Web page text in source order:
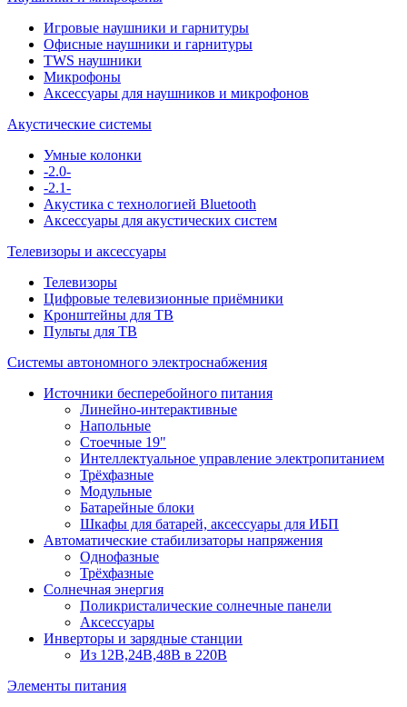
Игровые наушники и гарнитуры
Офисные наушники и гарнитуры
TWS наушники
Микрофоны
Аксессуары для наушников и микрофонов
Акустические системы
Умные колонки
-2.0-
-2.1-
Акустика с технологией Bluetooth
Аксессуары для акустических систем
Телевизоры и аксессуары
Телевизоры
Цифровые телевизионные приёмники
Кронштейны для ТВ
Пульты для ТВ
Системы автономного электроснабжения
Источники бесперебойного питания
Линейно-интерактивные
Напольные
Стоечные 19"
Интеллектуальное управление электропитанием
Трёхфазные
Модульные
Батарейные блоки
Шкафы для батарей, аксессуары для ИБП
Автоматические стабилизаторы напряжения
Однофазные
Трёхфазные
Солнечная энергия
Поликристалические солнечные панели
Аксессуары
Инверторы и зарядные станции
Из 12В,24В,48В в 220В
Элементы питания